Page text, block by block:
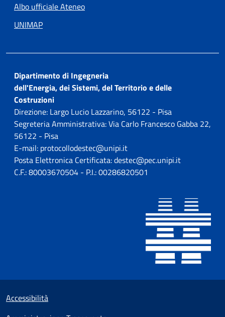
Albo ufficiale Ateneo
UNIMAP
Dipartimento di Ingegneria
dell'Energia, dei Sistemi, del Territorio e delle
Costruzioni
Direzione: Largo Lucio Lazzarino, 56122 - Pisa
Segreteria Amministrativa: Via Carlo Francesco Gabba 22,
56122 - Pisa
E-mail: protocollodestec@unipi.it
Posta Elettronica Certificata: destec@pec.unipi.it
C.F.: 80003670504 - P.I.: 00286820501
Small prints
Sezione Link utili
Accessibilità